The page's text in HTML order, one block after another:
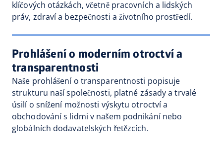
klíčových otázkách, včetně pracovních a lidských
práv, zdraví a bezpečnosti a životního prostředí.
Prohlášení o moderním otroctví a
transparentnosti
Naše prohlášení o transparentnosti popisuje
strukturu naší společnosti, platné zásady a trvalé
úsilí o snížení možnosti výskytu otroctví a
obchodování s lidmi v našem podnikání nebo
globálních dodavatelských řetězcích.